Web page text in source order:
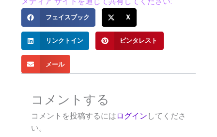
フェイスブック X
リンクトイン ピンタレスト
メール
コメントする
コメントを投稿するには ログイン してくださ
い。